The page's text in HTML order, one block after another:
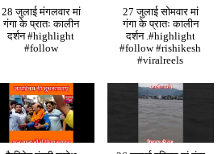
28 जुलाई मंगलवार मां
गंगा के प्रातः कालीन
दर्शन #highlight
#follow
27 जुलाई सोमवार मां
गंगा के प्रातः कालीन
दर्शन .#highlight
#follow #rishikesh
#viralreels